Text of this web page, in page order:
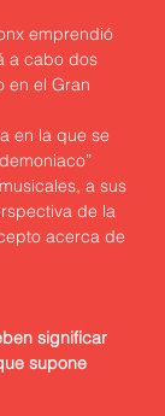
emprendió
a cabo dos
en el Gran
en la que se
a sus
de la
acerca de
significar
supone